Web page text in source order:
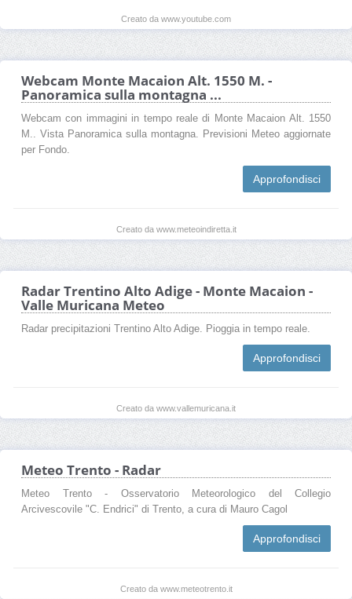
Creato da www.youtube.com
Webcam Monte Macaion Alt. 1550 M. -
Panoramica sulla montagna ...
Webcam con immagini in tempo reale di Monte Macaion Alt. 1550
M.. Vista Panoramica sulla montagna. Previsioni Meteo aggiornate
per Fondo.
Approfondisci
Creato da www.meteoindiretta.it
Radar Trentino Alto Adige - Monte Macaion -
Valle Muricana Meteo
Radar precipitazioni Trentino Alto Adige. Pioggia in tempo reale.
Approfondisci
Creato da www.vallemuricana.it
Meteo Trento - Radar
Meteo Trento - Osservatorio Meteorologico del Collegio
Arcivescovile "C. Endrici" di Trento, a cura di Mauro Cagol
Approfondisci
Creato da www.meteotrento.it